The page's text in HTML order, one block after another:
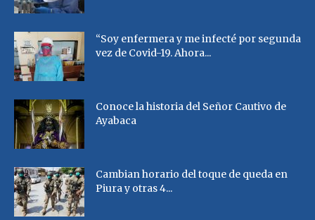
“Soy enfermera y me infecté por segunda
vez de Covid-19. Ahora...
Conoce la historia del Señor Cautivo de
Ayabaca
Cambian horario del toque de queda en
Piura y otras 4...